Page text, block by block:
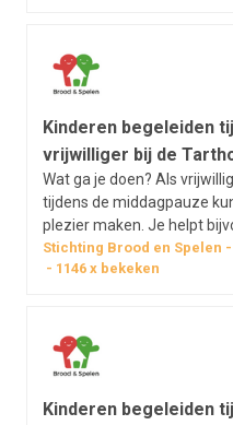
Kinderen begeleiden
vrijwilliger bij de
Wat ga je doen? Als vrijwilliger zorg je ervoor dat kinderen
tijdens de middagpauze
plezier maken. Je helpt
bedenkt leuke spelletjes
bij andere praktische
Stichting Brood en Spelen
1146 x bekeken
Kinderen begeleiden